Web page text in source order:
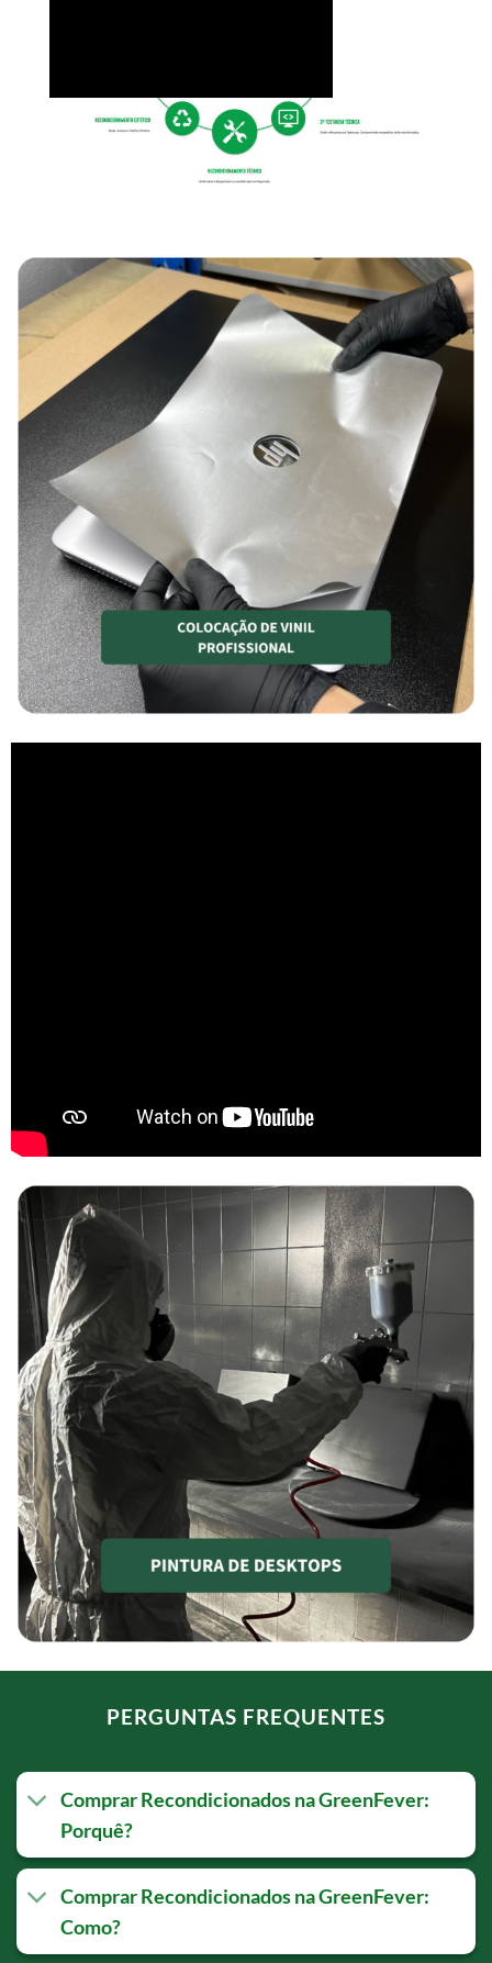
PERGUNTAS FREQUENTES
Comprar Recondicionados na GreenFever:
Porquê?
Comprar Recondicionados na GreenFever:
Como?